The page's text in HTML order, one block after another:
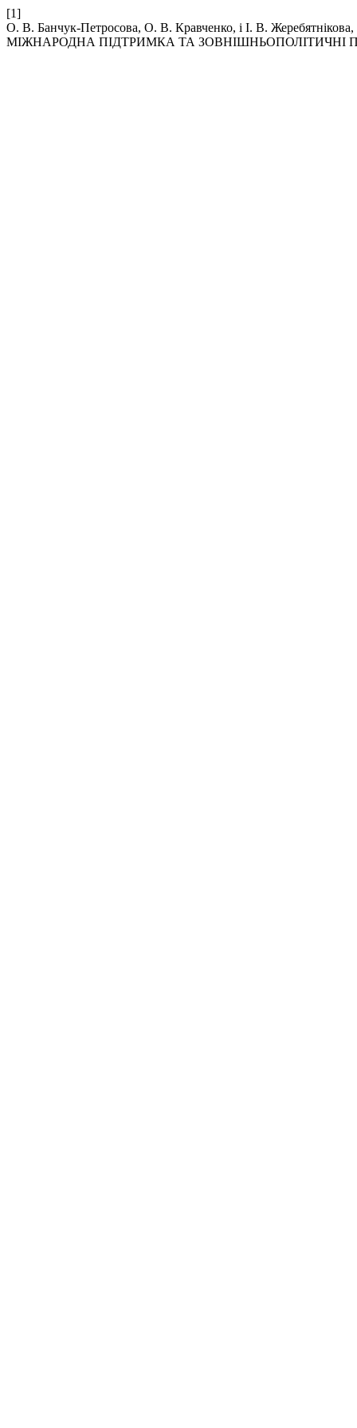
[1]
О. В. Банчук-Петросова, О. В. Кравченко, і І. В.
МІЖНАРОДНА ПІДТРИМКА ТА ЗОВНІШНЬОПОЛІТИЧНІ